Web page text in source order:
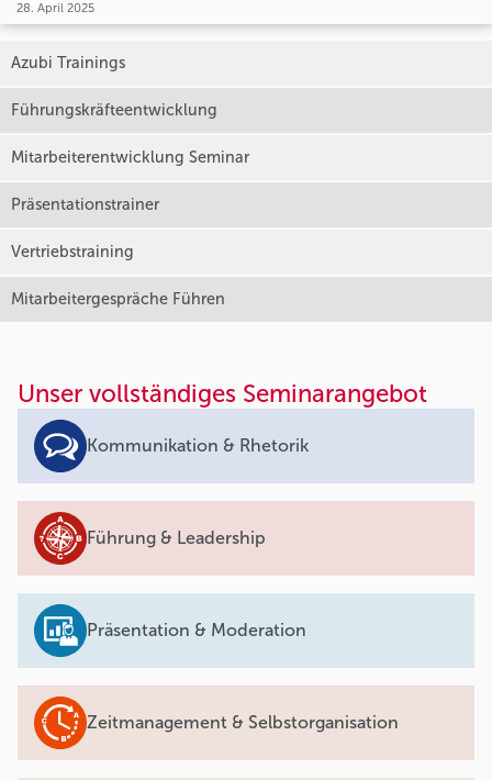
28. April 2025
Azubi Trainings
Führungskräfteentwicklung
Mitarbeiterentwicklung Seminar
Präsentationstrainer
Vertriebstraining
Mitarbeitergespräche Führen
Unser vollständiges Seminarangebot
Kommunikation & Rhetorik
Führung & Leadership
Präsentation & Moderation
Zeitmanagement & Selbstorganisation